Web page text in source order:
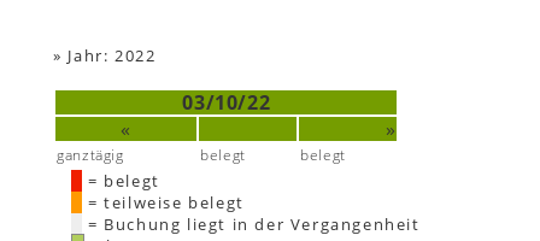
» Jahr: 2022
03/10/22
«
»
ganztägig belegt belegt
= belegt
= teilweise belegt
= Buchung liegt in der Vergangenheit